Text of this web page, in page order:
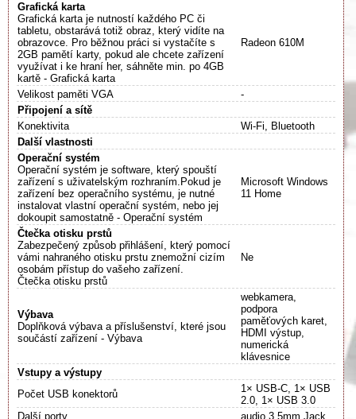
Grafická karta
Grafická karta je nutností každého PC či
tabletu, obstarává totiž obraz, který vidíte na
obrazovce. Pro běžnou práci si vystačíte s
2GB pamětí karty, pokud ale chcete zařízení
využívat i ke hraní her, sáhněte min. po 4GB
kartě - Grafická karta
Radeon 610M
Velikost paměti VGA
-
Připojení a sítě
Konektivita
Wi-Fi, Bluetooth
Další vlastnosti
Operační systém
Operační systém je software, který spouští
zařízení s uživatelským rozhraním.Pokud je
zařízení bez operačního systému, je nutné
instalovat vlastní operační systém, nebo jej
dokoupit samostatně - Operační systém
Microsoft Windows
11 Home
Čtečka otisku prstů
Zabezpečený způsob přihlášení, který pomocí
vámi nahraného otisku prstu znemožní cizím
osobám přístup do vašeho zařízení.
Čtečka otisku prstů
Ne
Výbava
Doplňková výbava a příslušenství, které jsou
součástí zařízení - Výbava
webkamera,
podpora
paměťových karet,
HDMI výstup,
numerická
klávesnice
Vstupy a výstupy
Počet USB konektorů
1× USB-C, 1× USB
2.0, 1× USB 3.0
Další porty
audio 3,5mm Jack